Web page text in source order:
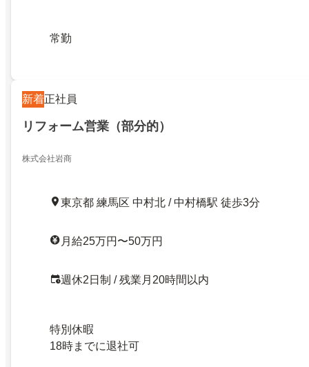
常勤
新着正社員
リフォーム営業（部分的）
株式会社岩商
東京都 練馬区 中村北 / 中村橋駅 徒歩3分
月給25万円〜50万円
週休2日制 / 残業月20時間以内
特別休暇
18時までに退社可